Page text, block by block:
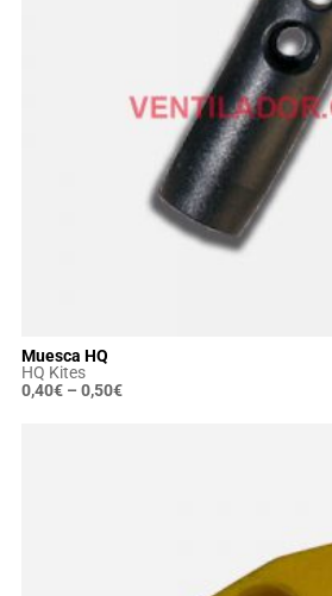
Muesca HQ
HQ Kites
0,40€– 0,50€